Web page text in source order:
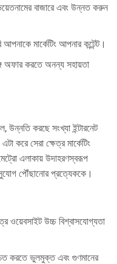
বাজারে এবং উন্নত করুন
মার্কেটিং আপনার কন্টেন্ট।
অফার করতে অনন্য সহায়তা
উন্নতি করছে সংখ্যা ইন্টারনেট
করে সেরা ক্ষেত্র মার্কেটিং
এলাকায় উদাহরণস্বরূপ
পৌঁছানোর প্রত্যেককে।
ওয়েবসাইট উচ্চ বিশ্বাসযোগ্যতা
করতে ভুলমুক্ত এবং গুণমানের